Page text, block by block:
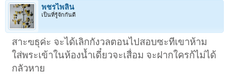
พชรไพลิน
เป็นที่รู้จักกันดี
สาะฃธุค่ะ จะได้เลิกกังวลตอนไปสอบซะทีเขาห้าม
ใส่พระเข้าในห้องน้ำเดี๋ยวจะเสื่อม จะฝากใครก้ไม่ได้
กลัวหาย